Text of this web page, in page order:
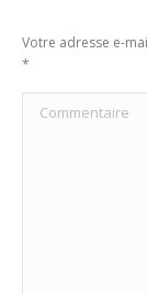
Votre adresse e-
*
Commentaire